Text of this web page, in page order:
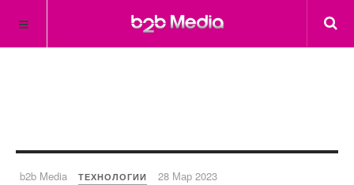
b2b Media ТЕХНОЛОГИИ 28 Мар 2023